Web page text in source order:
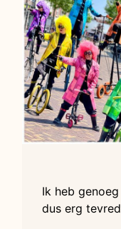
Ik heb
dus erg